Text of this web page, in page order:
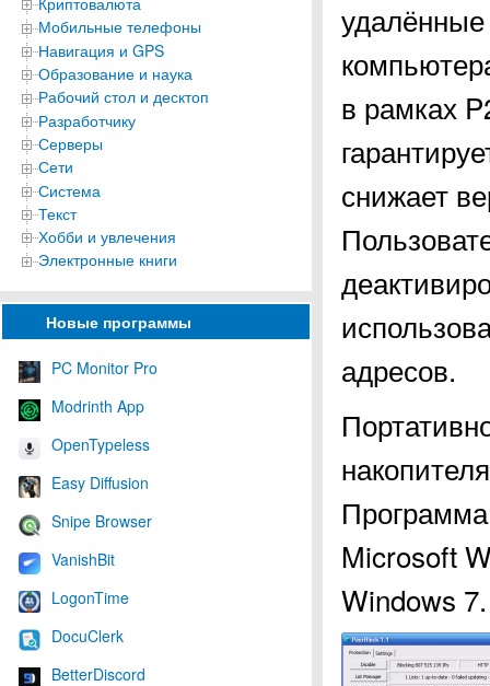
Мобильные телефоны
Навигация и GPS
Образование и наука
Рабочий стол и десктоп
Разработчику
Серверы
Сети
Система
Текст
Хобби и увлечения
Электронные книги
Новые программы
PC Monitor Pro
Modrinth App
OpenTypeless
Easy Diffusion
Snipe Browser
VanishBit
LogonTime
DocuClerk
BetterDiscord
в рамках
снижает
адресов.
Microsoft
Windows 7.